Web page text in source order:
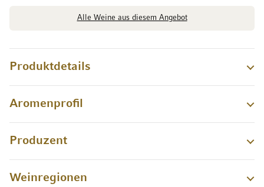
Alle Weine aus diesem Angebot
Produktdetails
Aromenprofil
Produzent
Weinregionen